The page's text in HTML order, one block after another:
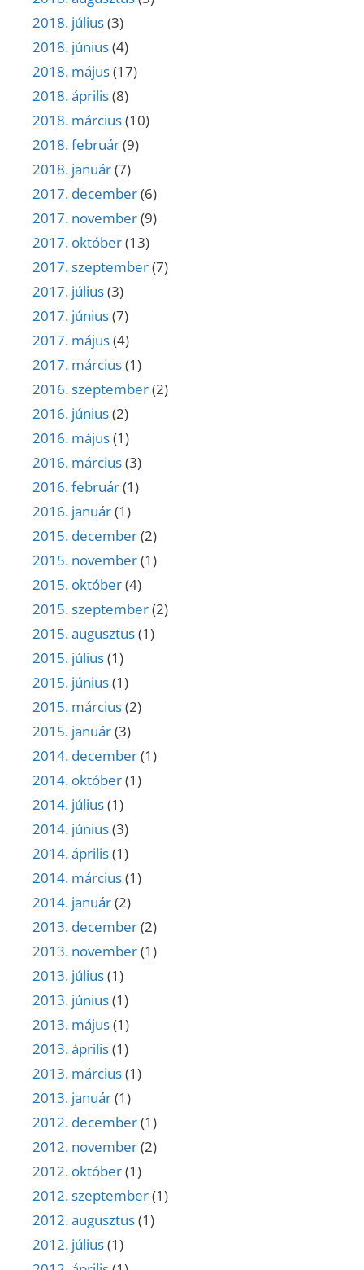
2018. július(3)
2018. június(4)
2018. május(17)
2018. április(8)
2018. március(10)
2018. február(9)
2018. január(7)
2017. december(6)
2017. november(9)
2017. október(13)
2017. szeptember(7)
2017. július(3)
2017. június(7)
2017. május(4)
2017. március(1)
2016. szeptember(2)
2016. június(2)
2016. május(1)
2016. március(3)
2016. február(1)
2016. január(1)
2015. december(2)
2015. november(1)
2015. október(4)
2015. szeptember(2)
2015. augusztus(1)
2015. július(1)
2015. június(1)
2015. március(2)
2015. január(3)
2014. december(1)
2014. október(1)
2014. július(1)
2014. június(3)
2014. április(1)
2014. március(1)
2014. január(2)
2013. december(2)
2013. november(1)
2013. július(1)
2013. június(1)
2013. május(1)
2013. április(1)
2013. március(1)
2013. január(1)
2012. december(1)
2012. november(2)
2012. október(1)
2012. szeptember(1)
2012. augusztus(1)
2012. július(1)